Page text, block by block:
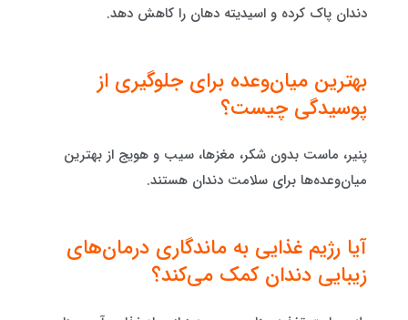
دندان پاک کرده و اسیدیته دهان را کاهش دهد.
بهترین میان‌وعده برای جلوگیری از
پوسیدگی چیست؟
پنیر، ماست بدون شکر، مغزها، سیب و هویج از بهترین
میان‌وعده‌ها برای سلامت دندان هستند.
آیا رژیم غذایی به ماندگاری درمان‌های
زیبایی دندان کمک می‌کند؟